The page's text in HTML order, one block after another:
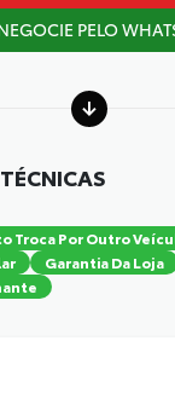
PELO
Troca Por Outro
Garantia Da Loja